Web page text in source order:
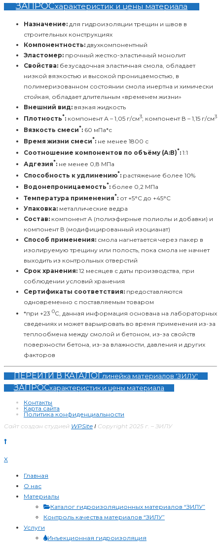
ЗАПРОСхарактеристик и цены материала
Назначение: для гидроизоляции трещин и швов в
строительных конструкциях
Компонентность: двухкомпонентный
Эластомер: прочный жестко-эластичный монолит
Свойства: безусадочная эластичная смола, обладает
низкой вязкостью и высокой проницаемостью, в
полимеризованном состоянии смола инертна и химически
стойкая, обладает длительным «временем жизни»
Внешний вид: вязкая жидкость
Плотность*: компонент А – 1,05 г/см3; компонент В – 1,15 г/см3
Вязкость смеси*: 60 мПа*с
Время жизни смеси*: не менее 1800 с
Соотношение компонентов по объёму (А:В)*: 1:1
Адгезия*: не менее 0,8 МПа
Способность к удлинению*: растяжение более 10%
Водонепроницаемость*: более 0,2 МПа
Температура применения*: от +5°C до +45°C
Упаковка: металлические ведра
Состав: компонент A (полиэфирные полиолы и добавки) и
компонент В (модифицированный изоцианат)
Способ применения: смола нагнетается через пакер в
изолируемую трещину или полость, пока смола не начнет
выходить из контрольных отверстий
Срок хранения: 12 месяцев с даты производства, при
соблюдении условий хранения
Сертификаты соответствия: предоставляются
одновременно с поставляемым товаром
*при +23 0С, данная информация основана на лабораторных
сведениях и может варьировать во время применения из-за
теплообмена между смолой и бетоном, из-за свойств
поверхности бетона, из-за влажности, давления и других
факторов
ПЕРЕЙТИ В КАТАЛОГлинейка материалов 'ЗИЛУ'
ЗАПРОСхарактеристик и цены материала
Контакты
Карта сайта
Политика конфиденциальности
Сайт создан студией WPSite I Copyright 2025 г. – ЗИЛУ
X
Главная
О нас
Материалы
Каталог гидроизоляционных материалов “ЗИЛУ”
Контроль качества материалов “ЗИЛУ”
Услуги
Инъекционная гидроизоляция